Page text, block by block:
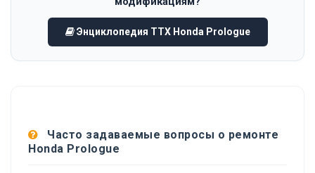
Энциклопедия ТТХ Honda Prologue
Часто задаваемые вопросы о ремонте
Honda Prologue